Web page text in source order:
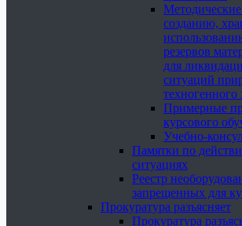
созданию,
резервов
для
ситуаций
техногенного
Примерные
курсового
Учебно-
Памятки по
ситуациях
Реестр
запрещенных для
Прокуратура разъясняет
Прокуратура